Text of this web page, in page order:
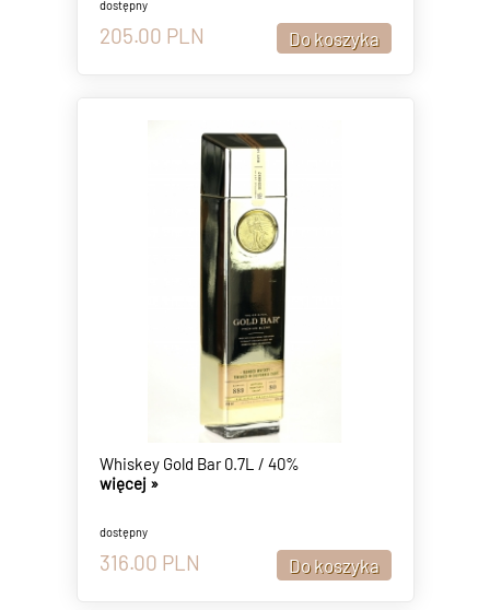
dostępny
205.00 PLN
Whiskey Gold Bar 0.7L / 40%
więcej »
dostępny
316.00 PLN